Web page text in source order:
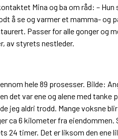
Mina og ba om råd: –
se og varmer et mamma- og
Passer for alle gonger og
av styrets nestleder.
hele 89 prosesser. Bilde:
var ene og alene med tanke
jeg aldri trodd. Mange voksne
6 kilometer fra eiendommen.
timer. Det er liksom den ene